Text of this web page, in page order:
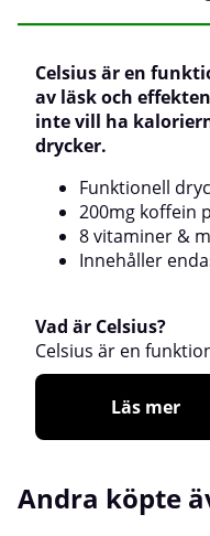
Celsiusär en
av läsk och
inte vill ha
drycker.
Funktionell
200mg koffein
8 vitaminer &
Innehåller
Vad är Celsius?
Celsius är en
Läs mer
Andra köpte